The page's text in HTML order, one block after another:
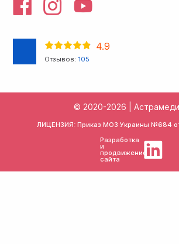
4.9
Отзывов: 105
© 2020-2026 |
ЛИЦЕНЗИЯ: Приказ МОЗ Украины №684
Разработка
и
продвижение
сайта